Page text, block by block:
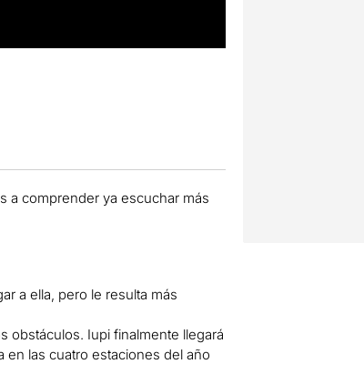
a comprender ya escuchar más
a ella, pero le resulta más
obstáculos. Iupi finalmente llegará
en las cuatro estaciones del año